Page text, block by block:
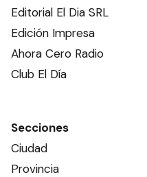
Editorial El Dia SRL
Edición Impresa
Ahora Cero Radio
Club El Día
Secciones
Ciudad
Provincia